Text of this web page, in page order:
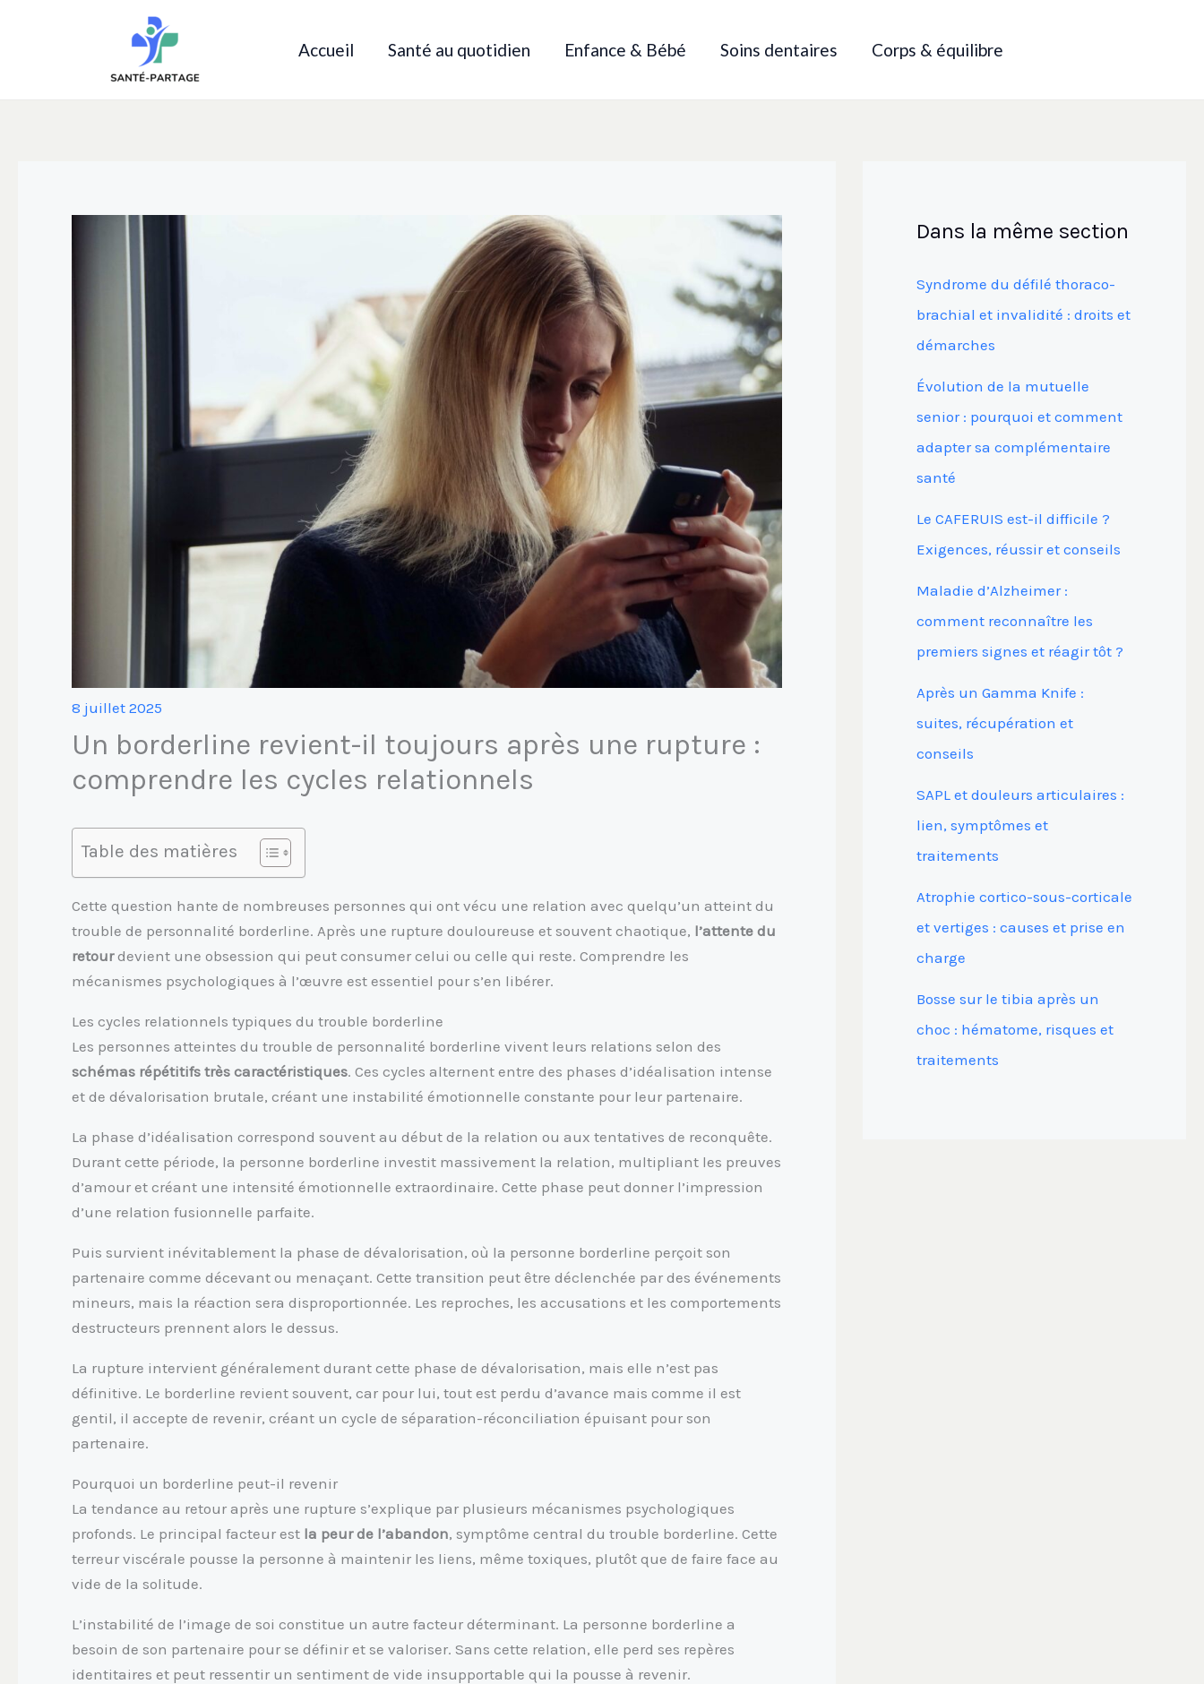
Accueil Santé au quotidien Enfance & Bébé Soins dentaires Corps & équilibre
8 juillet 2025
Un borderline revient-il toujours après une rupture :
comprendre les cycles relationnels
Table des matières
Cette question hante de nombreuses personnes qui ont vécu une relation avec quelqu’un atteint du
trouble de personnalité borderline. Après une rupture douloureuse et souvent chaotique, l’attente du
retourdevient une obsession qui peut consumer celui ou celle qui reste. Comprendre les
mécanismes psychologiques à l’œuvre est essentiel pour s’en libérer.
Les cycles relationnels typiques du trouble borderline
Les personnes atteintes du trouble de personnalité borderline vivent leurs relations selon des
schémas répétitifs très caractéristiques. Ces cycles alternent entre des phases d’idéalisation intense
et de dévalorisation brutale, créant une instabilité émotionnelle constante pour leur partenaire.
La phase d’idéalisation correspond souvent au début de la relation ou aux tentatives de reconquête.
Durant cette période, la personne borderline investit massivement la relation, multipliant les preuves
d’amour et créant une intensité émotionnelle extraordinaire. Cette phase peut donner l’impression
d’une relation fusionnelle parfaite.
Puis survient inévitablement la phase de dévalorisation, où la personne borderline perçoit son
partenaire comme décevant ou menaçant. Cette transition peut être déclenchée par des événements
mineurs, mais la réaction sera disproportionnée. Les reproches, les accusations et les comportements
destructeurs prennent alors le dessus.
La rupture intervient généralement durant cette phase de dévalorisation, mais elle n’est pas
définitive. Le borderline revient souvent, car pour lui, tout est perdu d’avance mais comme il est
gentil, il accepte de revenir, créant un cycle de séparation-réconciliation épuisant pour son
partenaire.
Pourquoi un borderline peut-il revenir
La tendance au retour après une rupture s’explique par plusieurs mécanismes psychologiques
profonds. Le principal facteur est la peur de l’abandon, symptôme central du trouble borderline. Cette
terreur viscérale pousse la personne à maintenir les liens, même toxiques, plutôt que de faire face au
vide de la solitude.
L’instabilité de l’image de soi constitue un autre facteur déterminant. La personne borderline a
besoin de son partenaire pour se définir et se valoriser. Sans cette relation, elle perd ses repères
identitaires et peut ressentir un sentiment de vide insupportable qui la pousse à revenir.
Dans la même section
Syndrome du défilé thoraco-
brachial et invalidité : droits et
démarches
Évolution de la mutuelle
senior : pourquoi et comment
adapter sa complémentaire
santé
Le CAFERUIS est-il difficile ?
Exigences, réussir et conseils
Maladie d’Alzheimer :
comment reconnaître les
premiers signes et réagir tôt ?
Après un Gamma Knife :
suites, récupération et
conseils
SAPL et douleurs articulaires :
lien, symptômes et
traitements
Atrophie cortico-sous-corticale
et vertiges : causes et prise en
charge
Bosse sur le tibia après un
choc : hématome, risques et
traitements